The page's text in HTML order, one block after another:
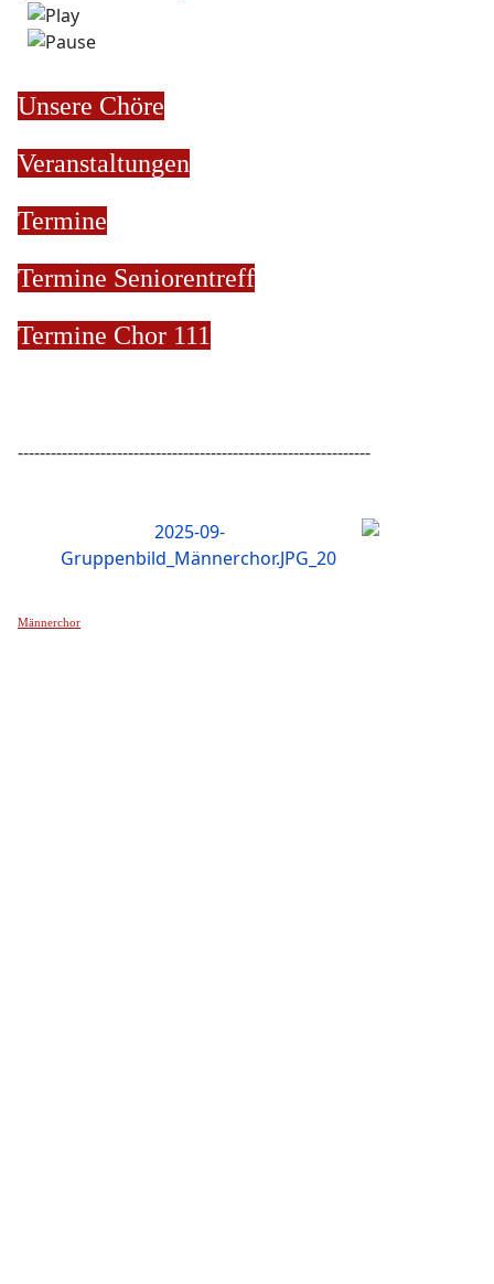
Unsere Chöre
Veranstaltungen
Termine
Termine Seniorentreff
Termine Chor 111
----------------------------------------------------------------
Männerchor